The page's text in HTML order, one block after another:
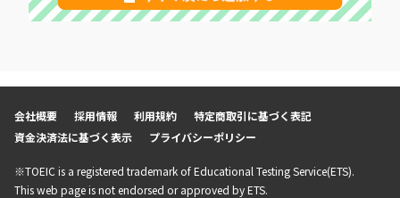
会社概要 採用情報 利用規約
特定商取引に基づく表記
資金決済法に基づく表示
プライバシーポリシー
※TOEIC is a registered trademark of Educational Testing Service(ETS).
This web page is not endorsed or approved by ETS.